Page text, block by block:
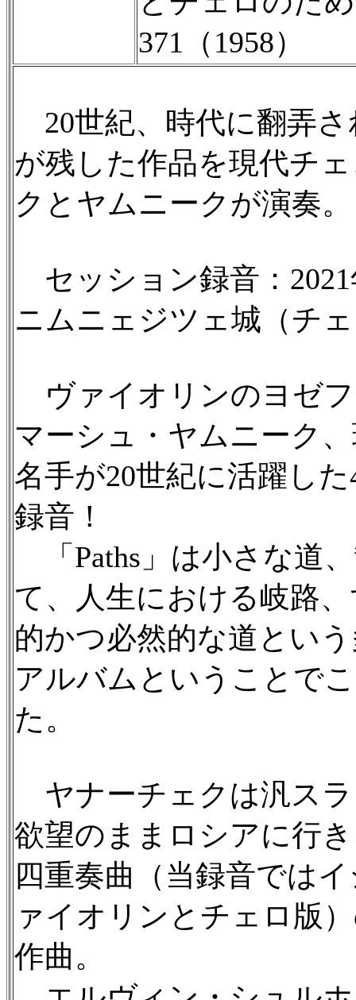
371（1958）
20世紀、時代に翻弄
が残した作品を現代チ
クとヤムニークが演奏。
セッション録音：2021
ニムニェジツェ城（チ
ヴァイオリンのヨゼ
マーシュ・ヤムニーク
名手が20世紀に活躍し
録音！
「Paths」は小さな道
て、人生における岐路
的かつ必然的な道とい
アルバムということで
た。
ヤナーチェクは汎ス
欲望のままロシアに行
四重奏曲（当録音では
ァイオリンとチェロ版
作曲。